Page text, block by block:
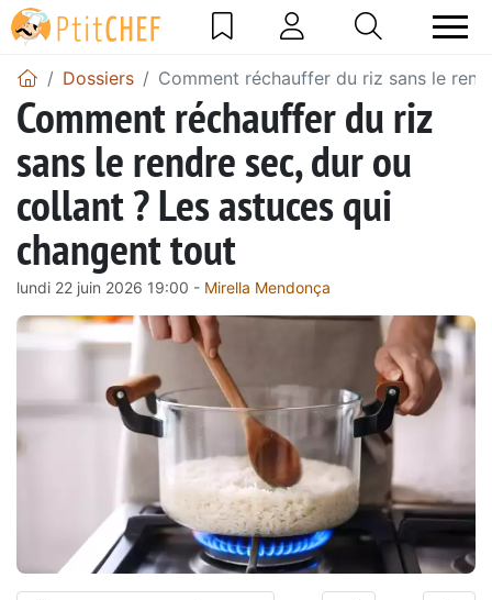
Dossiers Comment réchauffer du riz sans le
Comment réchauffer du riz
sans le rendre sec, dur ou
collant ? Les astuces qui
changent tout
lundi 22 juin 2026 19:00 - Mirella Mendonça